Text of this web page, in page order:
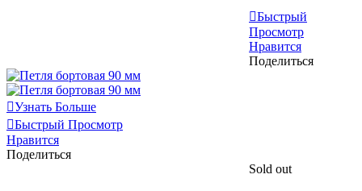
Быстрый
Просмотр
Нравится
Поделиться
Узнать Больше
Быстрый Просмотр
Нравится
Поделиться
Sold out